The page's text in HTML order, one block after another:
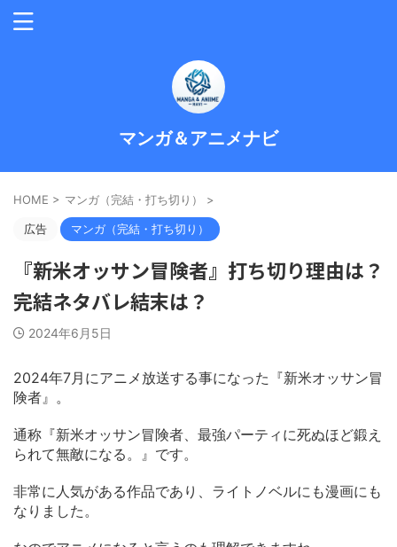
マンガ＆アニメナビ
HOME > マンガ（完結・打ち切り） >
広告 マンガ（完結・打ち切り）
『新米オッサン冒険者』打ち切り理由は？
完結ネタバレ結末は？
2024年6月5日
2024年7月にアニメ放送する事になった『新米オッサン冒
険者』。
通称『新米オッサン冒険者、最強パーティに死ぬほど鍛え
られて無敵になる。』です。
非常に人気がある作品であり、ライトノベルにも漫画にも
なりました。